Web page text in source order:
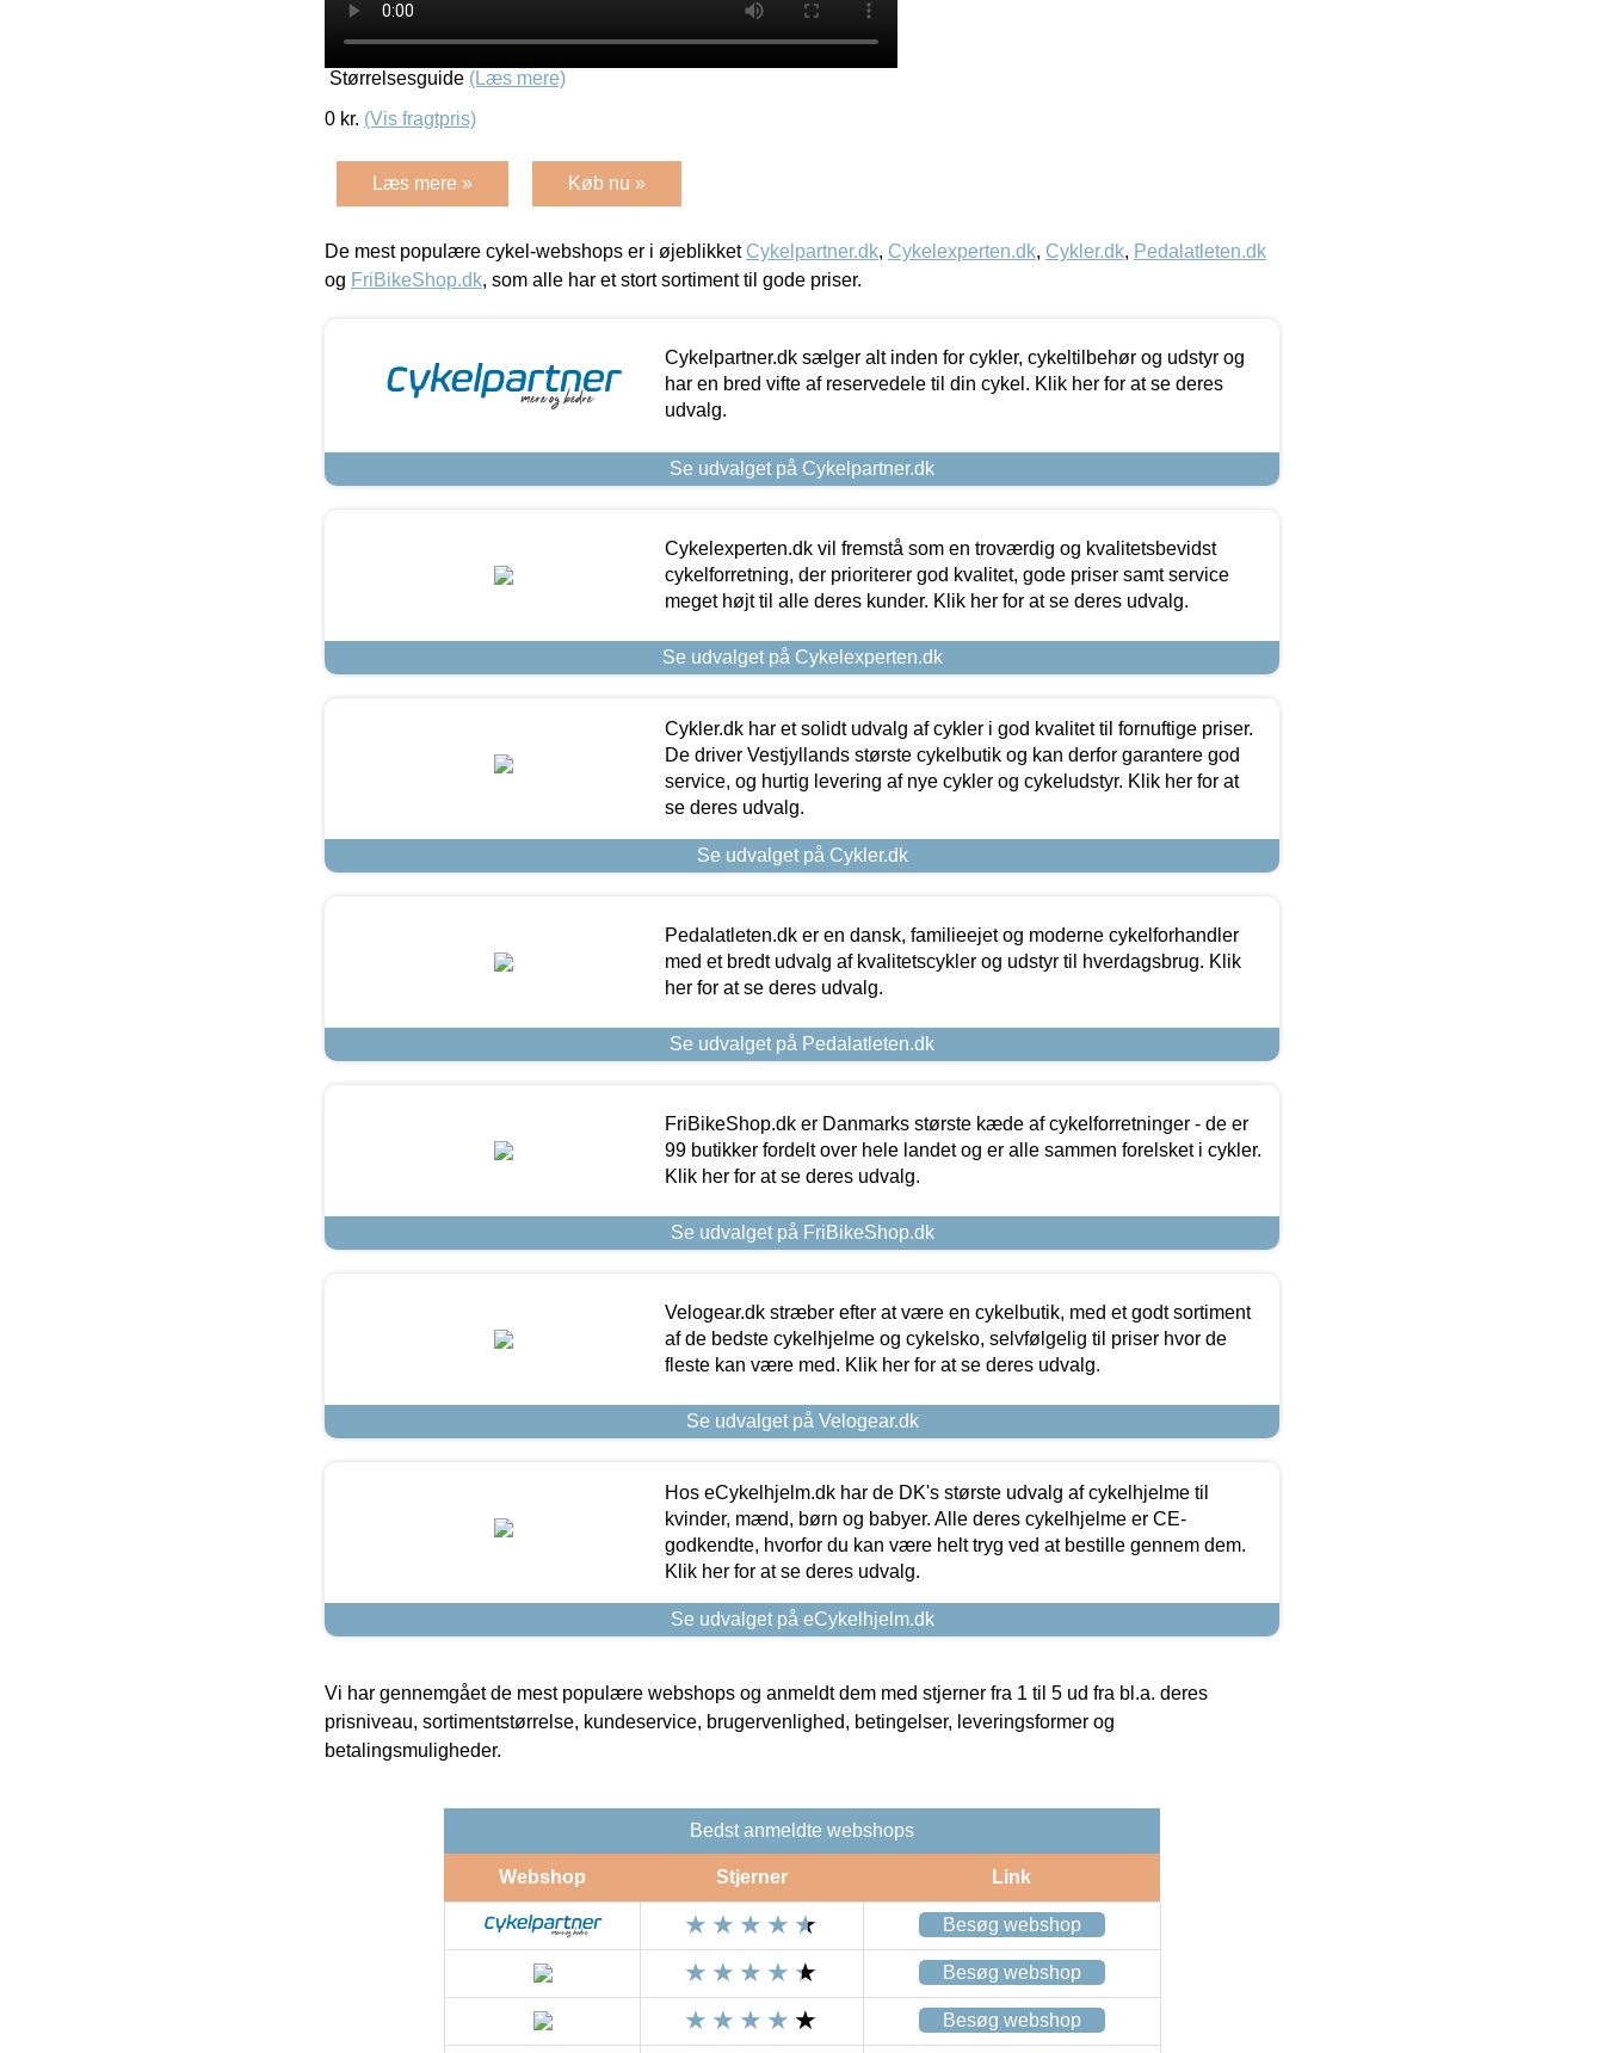
Størrelsesguide (Læs mere)
0 kr. (Vis fragtpris)
Læs mere » Køb nu »
De mest populære cykel-webshops er i øjeblikket Cykelpartner.dk, Cykelexperten.dk, Cykler.dk, Pedalatleten.dk
og FriBikeShop.dk, som alle har et stort sortiment til gode priser.
Cykelpartner.dk sælger alt inden for cykler, cykeltilbehør og udstyr og
har en bred vifte af reservedele til din cykel. Klik her for at se deres
udvalg.
Se udvalget på Cykelpartner.dk
Cykelexperten.dk vil fremstå som en troværdig og kvalitetsbevidst
cykelforretning, der prioriterer god kvalitet, gode priser samt service
meget højt til alle deres kunder. Klik her for at se deres udvalg.
Se udvalget på Cykelexperten.dk
Cykler.dk har et solidt udvalg af cykler i god kvalitet til fornuftige priser.
De driver Vestjyllands største cykelbutik og kan derfor garantere god
service, og hurtig levering af nye cykler og cykeludstyr. Klik her for at
se deres udvalg.
Se udvalget på Cykler.dk
Pedalatleten.dk er en dansk, familieejet og moderne cykelforhandler
med et bredt udvalg af kvalitetscykler og udstyr til hverdagsbrug. Klik
her for at se deres udvalg.
Se udvalget på Pedalatleten.dk
FriBikeShop.dk er Danmarks største kæde af cykelforretninger - de er
99 butikker fordelt over hele landet og er alle sammen forelsket i cykler.
Klik her for at se deres udvalg.
Se udvalget på FriBikeShop.dk
Velogear.dk stræber efter at være en cykelbutik, med et godt sortiment
af de bedste cykelhjelme og cykelsko, selvfølgelig til priser hvor de
fleste kan være med. Klik her for at se deres udvalg.
Se udvalget på Velogear.dk
Hos eCykelhjelm.dk har de DK's største udvalg af cykelhjelme til
kvinder, mænd, børn og babyer. Alle deres cykelhjelme er CE-
godkendte, hvorfor du kan være helt tryg ved at bestille gennem dem.
Klik her for at se deres udvalg.
Se udvalget på eCykelhjelm.dk
Vi har gennemgået de mest populære webshops og anmeldt dem med stjerner fra 1 til 5 ud fra bl.a. deres
prisniveau, sortimentstørrelse, kundeservice, brugervenlighed, betingelser, leveringsformer og
betalingsmuligheder.
Bedst anmeldte webshops
Webshop Stjerner Link
Besøg webshop
Besøg webshop
Besøg webshop